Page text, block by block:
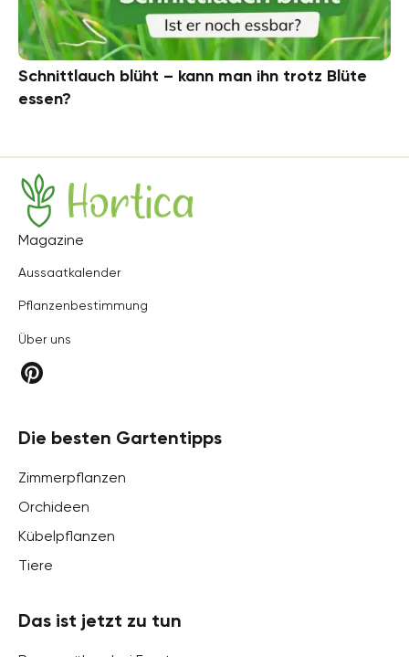
Schnittlauch blüht – kann man ihn trotz Blüte
essen?
Hortica
Magazine
Aussaatkalender
Pflanzenbestimmung
Über uns
Die besten Gartentipps
Zimmerpflanzen
Orchideen
Kübelpflanzen
Tiere
Das ist jetzt zu tun